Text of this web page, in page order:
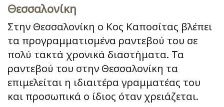
Θεσσαλονίκη
Στην Θεσσαλονίκη ο Κος Καποσίτας βλέπει
τα προγραμματισμένα ραντεβού του σε
πολύ τακτά χρονικά διαστήματα. Τα
ραντεβού του στην Θεσσαλονίκη τα
επιμελείται η ιδιαιτέρα γραμματέας του
και προσωπικά ο ίδιος όταν χρειάζεται.